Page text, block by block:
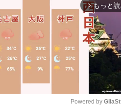
arrow_forward_ios もっと
Powered by